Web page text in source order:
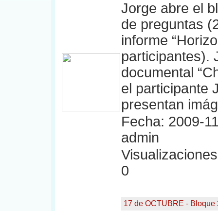
Jorge abre el
de preguntas
informe
participantes).
documental
el participante
presentan
Fecha: 2009-
admin
0
17 de OCTUBRE - Bloque